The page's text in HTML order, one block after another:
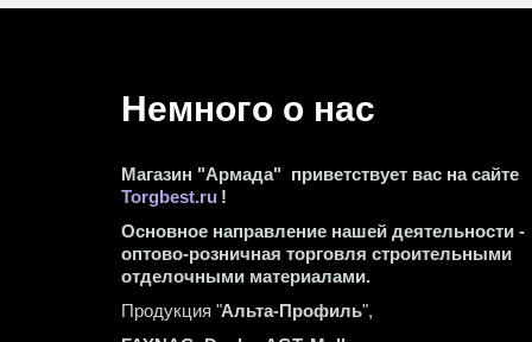
Немного о нас
Магазин "Армада"  приветствует вас на сайте
Torgbest.ru !
Основное направление нашей деятельности -
оптово-розничная торговля строительными
отделочными материалами.
Продукция "Альта-Профиль",